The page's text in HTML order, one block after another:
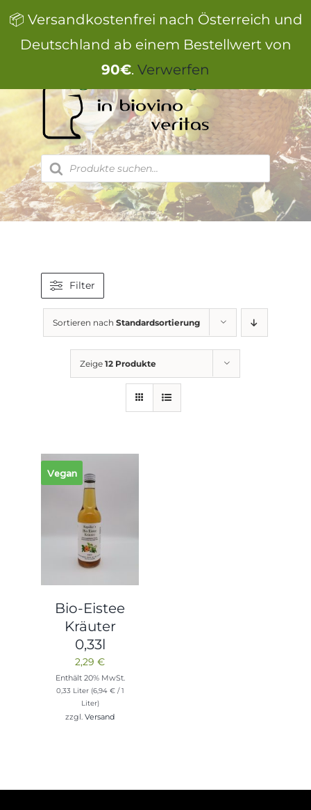
📦 Versandkostenfrei nach Österreich und
Deutschland ab einem Bestellwert von
90€. Verwerfen
Inhalt
springen
Products
search
Filter
Sortieren nach Standardsortierung
Zeige12 Produkte
Vegan
Bio-Eistee
Kräuter
0,33l
2,29€
Enthält 20% MwSt.
0,33 Liter (6,94 €/ 1
Liter)
zzgl.Versand